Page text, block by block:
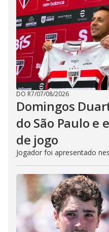
DO R7/07/08/2026
Domingos
do São Paulo e
de jogo
Jogador foi apresentado